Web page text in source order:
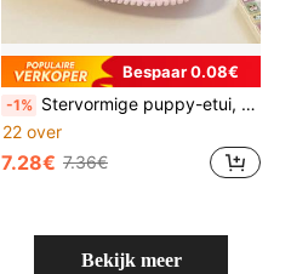
Bespaar 0.08€
-1% Stervormige puppy-etui, ook te gebruiken als muntzakje en kaarthouder, zachte polyester minimalistische stijl, bewaart munten, kaarten, pennen en kleine artikelen, ideale keuze voor het nieuwe schooljaar, terug naar school
22 over
7.28€ 7.36€
Bekijk meer